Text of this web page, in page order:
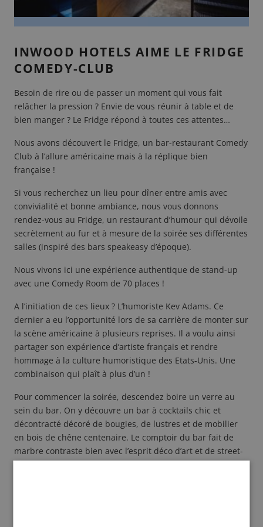
INWOOD HOTELS AIME LE FRIDGE
COMEDY-CLUB
Besoin de rire ou de passer un moment qui vous fait
relâcher la pression ? Envie de vous réunir à table et de
bien manger ? Le Fridge répond à toutes ces attentes…
Nous avons découvert le Fridge, un bar-restaurant Comedy
Club à l’allure américaine mais à la réplique bien
française !
Si vous recherchez un lieu pour dîner entre amis avec
convivialité et bonne ambiance, nous vous donnons
rendez-vous au Fridge, un restaurant d’humour qui dévoile
secrètement au fur et à mesure de la soirée ses différentes
salles (inspiré des bars speakeasy d’époque).
Nous vivons ici une expérience authentique de stand-up
avec une Comedy Room de 70 places !
A l’initiation de ces lieux ? L’humoriste Kev Adams. Ce
dernier a eu l’opportunité lors de sa carrière de monter sur
la scène américaine à plusieurs reprises. Il a voulu ainsi
partager son expérience d’artiste français et rendre
hommage à la culture humoristique des Etats-Unis. Une
combinaison qui plaît à plus d’un !
Pour commencer la soirée, descendez boire un verre au
sein du bar. On y découvre un bar à cocktails chic et
décontracté décoré de bougies, de lustres et de mobilier
en bois de chêne centenaire. Le comptoir du bar fait de
marbre contraste bien avec l’esprit déco d’art et de street-
art qui l’entoure.